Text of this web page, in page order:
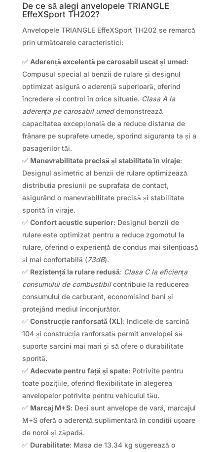
De ce să alegi anvelopele TRIANGLE
EffeXSport TH202?
Anvelopele TRIANGLE EffeXSport TH202 se remarcă
prin următoarele caracteristici:
✅ Aderență excelentă pe carosabil uscat și umed:
Compusul special al benzii de rulare și designul
optimizat asigură o aderență superioară, oferind
încredere și control în orice situație. Clasa A la
aderența pe carosabil umeddemonstrează
capacitatea excepțională de a reduce distanța de
frânare pe suprafețe umede, sporind siguranța ta și a
pasagerilor tăi.
✅ Manevrabilitate precisă și stabilitate în viraje:
Designul asimetric al benzii de rulare optimizează
distribuția presiunii pe suprafața de contact,
asigurând o manevrabilitate precisă și stabilitate
sporită în viraje.
✅ Confort acustic superior: Designul benzii de
rulare este optimizat pentru a reduce zgomotul la
rulare, oferind o experiență de condus mai silențioasă
și mai confortabilă (73dB).
✅ Rezistență la rulare redusă: Clasa C la eficiența
consumului de combustibilcontribuie la reducerea
consumului de carburant, economisind bani și
protejând mediul înconjurător.
✅ Construcție ranforsată (XL): Indicele de sarcină
104 și construcția ranforsată permit anvelopei să
suporte sarcini mai mari și să ofere o durabilitate
sporită.
✅ Adecvate pentru față și spate: Potrivite pentru
toate pozițiile, oferind flexibilitate în alegerea
anvelopelor potrivite pentru vehiculul tău.
✅ Marcaj M+S: Deși sunt anvelope de vară, marcajul
M+S oferă o aderență suplimentară în condiții ușoare
de noroi și zăpadă.
✅ Durabilitate: Masa de 13.34 kg sugerează o